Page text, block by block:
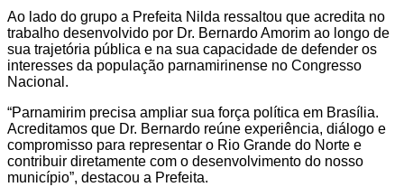
Ao lado do grupo a Prefeita Nilda ressaltou que acredita no
trabalho desenvolvido por Dr. Bernardo Amorim ao longo de
sua trajetória pública e na sua capacidade de defender os
interesses da população parnamirinense no Congresso
Nacional.
“Parnamirim precisa ampliar sua força política em Brasília.
Acreditamos que Dr. Bernardo reúne experiência, diálogo e
compromisso para representar o Rio Grande do Norte e
contribuir diretamente com o desenvolvimento do nosso
município”, destacou a Prefeita.